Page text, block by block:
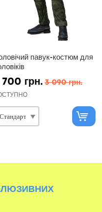
павук-костюм для
700 грн. 3 090 грн.